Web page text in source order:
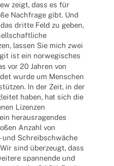
zeigt, dass es für
Nach­frage gibt. Und
dritte Feld zu geben,
lassen Sie mich zwei
ist ein norwe­gi­sches
vor 20 Jahren von
wurde um Menschen
In der Zeit, in der
haben, hat sich die
Lizen­zen
heraus­ra­gen­des
Anzahl von
und Schreib­schwä­che
sind über­zeugt, dass
span­nende und